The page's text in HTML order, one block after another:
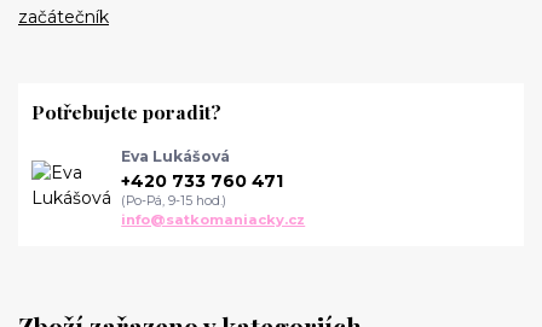
začátečník
Potřebujete poradit?
Eva Lukášová
+420 733 760 471
(Po-Pá, 9-15 hod.)
info@satkomaniacky.cz